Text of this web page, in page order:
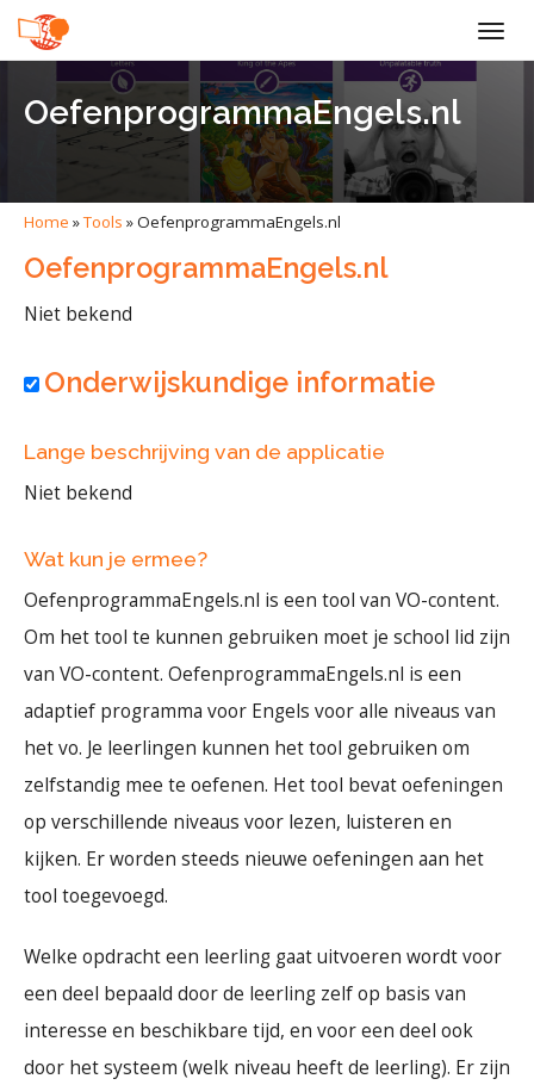
OefenprogrammaEngels.nl
Home »Tools »OefenprogrammaEngels.nl
OefenprogrammaEngels.nl
Niet bekend
Onderwijskundige informatie
Lange beschrijving van de applicatie
Niet bekend
Wat kun je ermee?
OefenprogrammaEngels.nl is een tool van VO-content.
Om het tool te kunnen gebruiken moet je school lid zijn
van VO-content. OefenprogrammaEngels.nl is een
adaptief programma voor Engels voor alle niveaus van
het vo. Je leerlingen kunnen het tool gebruiken om
zelfstandig mee te oefenen. Het tool bevat oefeningen
op verschillende niveaus voor lezen, luisteren en
kijken. Er worden steeds nieuwe oefeningen aan het
tool toegevoegd.
Welke opdracht een leerling gaat uitvoeren wordt voor
een deel bepaald door de leerling zelf op basis van
interesse en beschikbare tijd, en voor een deel ook
door het systeem (welk niveau heeft de leerling). Er zijn